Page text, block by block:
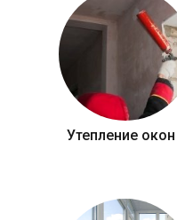
Утепление окон